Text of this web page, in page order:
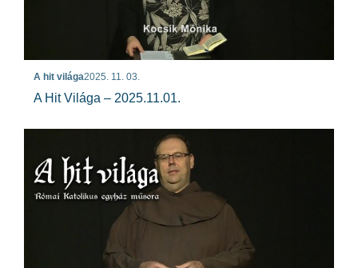
A hit világa2025. 11. 03.
A Hit Világa – 2025.11.01.